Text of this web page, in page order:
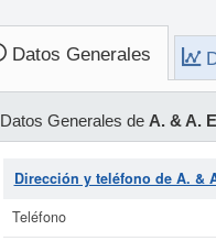
Datos Generales
Datos Generales de A. & A.
Dirección y teléfono de A. &
Teléfono